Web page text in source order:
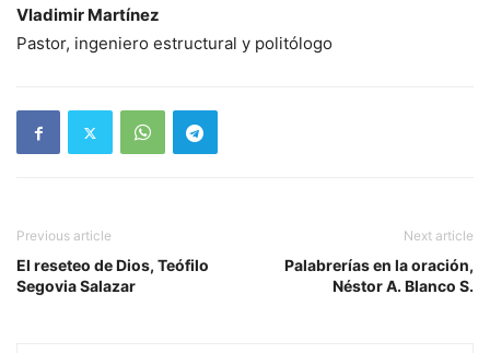
Vladimir Martínez
Pastor, ingeniero estructural y politólogo
Previous article
El reseteo de Dios, Teófilo
Segovia Salazar
Next article
Palabrerías en la oración,
Néstor A. Blanco S.